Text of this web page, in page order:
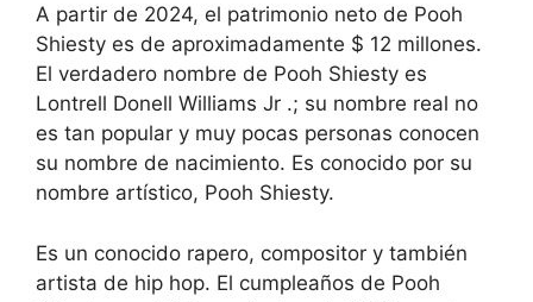
A partir de 2024, el patrimonio neto de Pooh
Shiesty es de aproximadamente $ 12 millones.
El verdadero nombre de Pooh Shiesty es
Lontrell Donell Williams Jr .; su nombre real no
es tan popular y muy pocas personas conocen
su nombre de nacimiento. Es conocido por su
nombre artístico, Pooh Shiesty.
Es un conocido rapero, compositor y también
artista de hip hop. El cumpleaños de Pooh